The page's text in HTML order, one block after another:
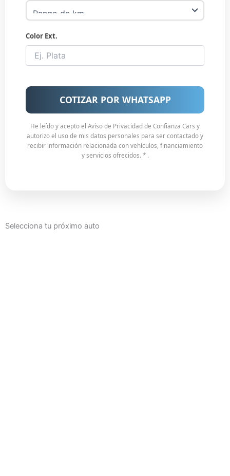
Color Ext.
COTIZAR POR WHATSAPP
He leído y acepto el Aviso de Privacidad de Confianza Cars y
autorizo el uso de mis datos personales para ser contactado y
recibir información relacionada con vehículos, financiamiento
y servicios ofrecidos. * .
Selecciona tu próximo auto